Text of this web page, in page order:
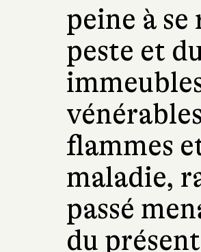
peine à
peste et
flammes
maladie,
passé
du